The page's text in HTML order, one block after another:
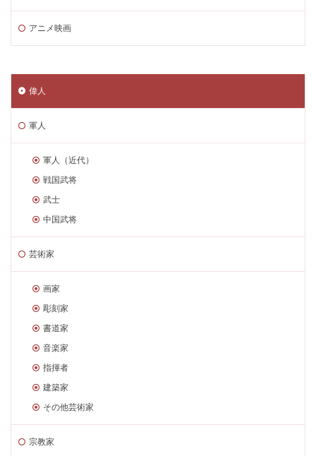
アニメ映画
偉人
軍人
軍人（近代）
戦国武将
武士
中国武将
芸術家
画家
彫刻家
書道家
音楽家
指揮者
建築家
その他芸術家
宗教家